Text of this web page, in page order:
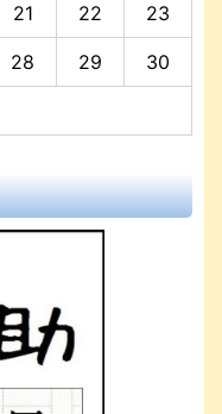
21 22 23
28 29 30